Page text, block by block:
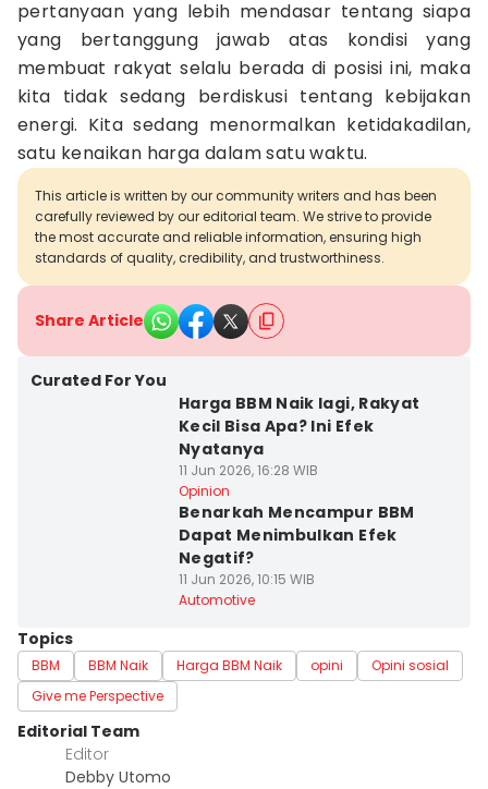
pertanyaan yang lebih mendasar tentang siapa
yang bertanggung jawab atas kondisi yang
membuat rakyat selalu berada di posisi ini, maka
kita tidak sedang berdiskusi tentang kebijakan
energi. Kita sedang menormalkan ketidakadilan,
satu kenaikan harga dalam satu waktu.
This article is written by our community writers and has been
carefully reviewed by our editorial team. We strive to provide
the most accurate and reliable information, ensuring high
standards of quality, credibility, and trustworthiness.
Share Article
Curated For You
Harga BBM Naik lagi, Rakyat
Kecil Bisa Apa? Ini Efek
Nyatanya
11 Jun 2026, 16:28 WIB
Opinion
Benarkah Mencampur BBM
Dapat Menimbulkan Efek
Negatif?
11 Jun 2026, 10:15 WIB
Automotive
Topics
BBM BBM Naik Harga BBM Naik opini
Opini sosial
Give me Perspective
Editorial Team
Editor
Debby Utomo